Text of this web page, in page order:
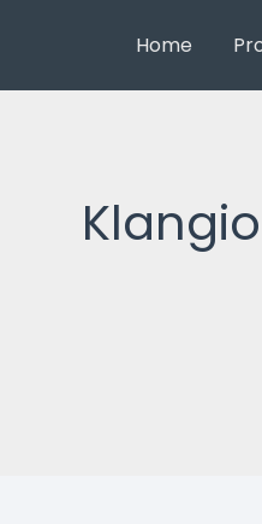
Home